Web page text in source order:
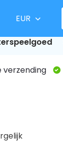
EUR
verzending